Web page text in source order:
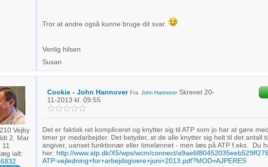
Tror at andre også kunne bruge dit svar.
Venlig hilsen
Susan
Vejby
2. Mar
11
ialt:
Cookie - John Hannover Fra John Hannover Skrevet 20-
11-2013 kl. 09:55
Det er faktisk ret kompliceret og knytter sig til ATP som jo har at gøre
timer pr medarbejder. Det betyder, at de alle knytter sig helt til det antall
angiver, uanset funktionær eller timelønnet - men læs på ATP f.eks. Du
her: http://www.atp.dk/X5/wps/wcm/connect/
ATP-vejledning+for+arbejdsgivere+juni+2013.pdf?MOD=AJPERES